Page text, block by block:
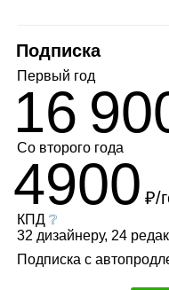
Подписка
Первый год
16
Со второго года
4900 ₽/
КПД❔
32 дизайнеру, 24
Подписка с